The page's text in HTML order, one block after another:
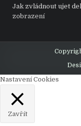
Jak zvládnout ujet
zobrazení
Nastavení Cookies
Zavřít